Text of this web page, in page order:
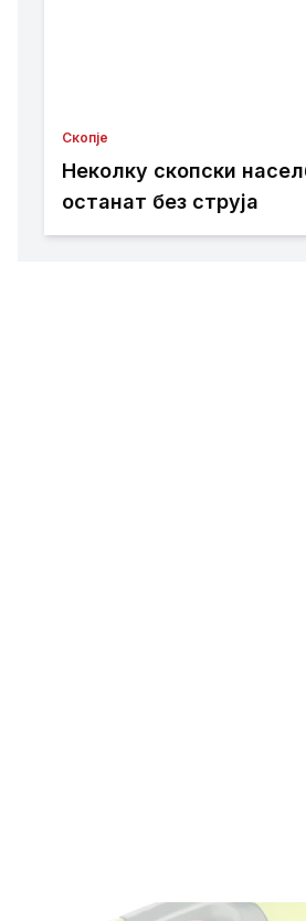
Скопје
Неколку скопски
останат без струја